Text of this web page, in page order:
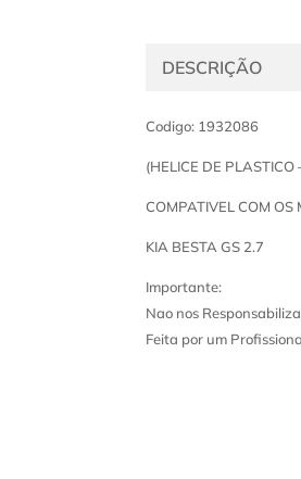
DESCRIÇÃO
Codigo: 1932086
(HELICE DE PLASTICO
COMPATIVEL COM OS
KIA BESTA GS 2.7
Importante:
Nao nos
Feita por um